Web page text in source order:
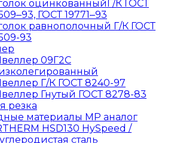
оцинкованныйГ/К ГОСТ
ГОСТ 19771‒93
равнополочный Г/К ГОСТ
93
09Г2С
Г/К ГОСТ 8240-97
Гнутый ГОСТ 8278-83
резка
материалы MP аналог
HSD130 HySpeed /
сталь